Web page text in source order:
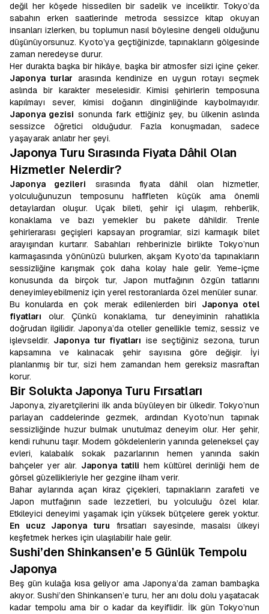
değil her köşede hissedilen bir sadelik ve inceliktir. Tokyo’da
sabahın erken saatlerinde metroda sessizce kitap okuyan
insanları izlerken, bu toplumun nasıl böylesine dengeli olduğunu
düşünüyorsunuz. Kyoto’ya geçtiğinizde, tapınakların gölgesinde
zaman neredeyse durur.
Her durakta başka bir hikâye, başka bir atmosfer sizi içine çeker.
Japonya turlar arasında kendinize en uygun rotayı seçmek
aslında bir karakter meselesidir. Kimisi şehirlerin temposuna
kapılmayı sever, kimisi doğanın dinginliğinde kaybolmayıdır.
Japonya gezisi sonunda fark ettiğiniz şey, bu ülkenin aslında
sessizce öğretici olduğudur. Fazla konuşmadan, sadece
yaşayarak anlatır her şeyi.
Japonya Turu Sırasında Fiyata Dâhil Olan
Hizmetler Nelerdir?
Japonya gezileri sırasında fiyata dâhil olan hizmetler,
yolculuğunuzun temposunu hafifleten küçük ama önemli
detaylardan oluşur. Uçak bileti, şehir içi ulaşım, rehberlik,
konaklama ve bazı yemekler bu pakete dâhildir. Trenle
şehirlerarası geçişleri kapsayan programlar, sizi karmaşık bilet
arayışından kurtarır. Sabahları rehberinizle birlikte Tokyo’nun
karmaşasında yönünüzü bulurken, akşam Kyoto’da tapınakların
sessizliğine karışmak çok daha kolay hale gelir. Yeme-içme
konusunda da birçok tur, Japon mutfağının özgün tatlarını
deneyimleyebilmeniz için yerel restoranlarda özel menüler sunar.
Bu konularda en çok merak edilenlerden biri Japonya otel
fiyatları olur. Çünkü konaklama, tur deneyiminin rahatlıkla
doğrudan ilgilidir. Japonya’da oteller genellikle temiz, sessiz ve
işlevseldir. Japonya tur fiyatları ise seçtiğiniz sezona, turun
kapsamına ve kalınacak şehir sayısına göre değişir. İyi
planlanmış bir tur, sizi hem zamandan hem gereksiz masraftan
korur.
Bir Solukta Japonya Turu Fırsatları
Japonya, ziyaretçilerini ilk anda büyüleyen bir ülkedir. Tokyo’nun
parlayan caddelerinde gezmek, ardından Kyoto’nun tapınak
sessizliğinde huzur bulmak unutulmaz deneyim olur. Her şehir,
kendi ruhunu taşır. Modern gökdelenlerin yanında geleneksel çay
evleri, kalabalık sokak pazarlarının hemen yanında sakin
bahçeler yer alır. Japonya tatili hem kültürel derinliği hem de
görsel güzellikleriyle her gezgine ilham verir.
Bahar aylarında açan kiraz çiçekleri, tapınakların zarafeti ve
Japon mutfağının sade lezzetleri, bu yolculuğu özel kılar.
Etkileyici deneyimi yaşamak için yüksek bütçelere gerek yoktur.
En ucuz Japonya turu fırsatları sayesinde, masalsı ülkeyi
keşfetmek herkes için ulaşılabilir hale gelir.
Sushi’den Shinkansen’e 5 Günlük Tempolu
Japonya
Beş gün kulağa kısa geliyor ama Japonya’da zaman bambaşka
akıyor. Sushi’den Shinkansen’e turu, her anı dolu dolu yaşatacak
kadar tempolu ama bir o kadar da keyiflidir. İlk gün Tokyo’nun